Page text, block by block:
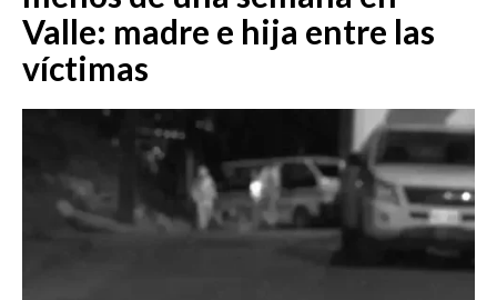
Valle: madre e hija entre las
víctimas